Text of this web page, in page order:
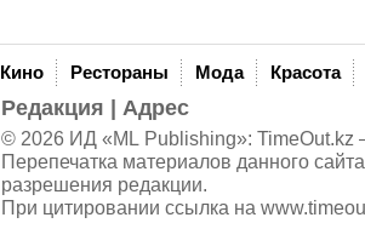
Кино Рестораны Мода Красота
Редакция Адрес
© 2026 ИД «ML Publishing»: TimeOut.kz
Перепечатка материалов данного
разрешения редакции.
При цитировании ссылка на